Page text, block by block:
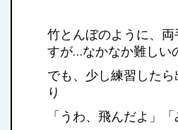
竹とんぼのように、
すが…なかなか難しい
でも、少し練習した
り
「うわ、飛んだよ」「